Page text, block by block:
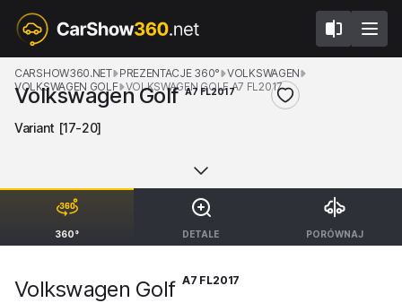
360° DETALE PORÓWNAJ
CARSHOW360.NET PREZENTACJE 360°
VOLKSWAGEN
VOLKSWAGEN GOLF VOLKSWAGEN GOLF A7 FL2017
Volkswagen Golf A7 FL2017
Variant [17-20]
Volkswagen Golf A7 FL2017